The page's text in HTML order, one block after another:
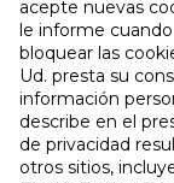
acepte nuevas
le informe
bloquear las
Ud. presta su
información
describe en el
de privacidad
otros sitios,